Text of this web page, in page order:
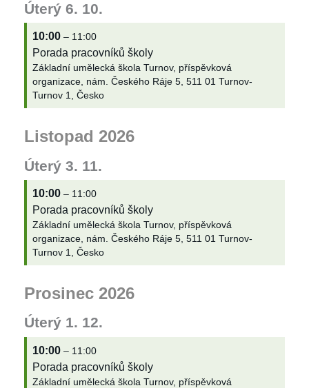
Úterý 6. 10.
10:00 – 11:00
Porada pracovníků školy
Základní umělecká škola Turnov, příspěvková
organizace, nám. Českého Ráje 5, 511 01 Turnov-
Turnov 1, Česko
Listopad 2026
Úterý 3. 11.
10:00 – 11:00
Porada pracovníků školy
Základní umělecká škola Turnov, příspěvková
organizace, nám. Českého Ráje 5, 511 01 Turnov-
Turnov 1, Česko
Prosinec 2026
Úterý 1. 12.
10:00 – 11:00
Porada pracovníků školy
Základní umělecká škola Turnov, příspěvková